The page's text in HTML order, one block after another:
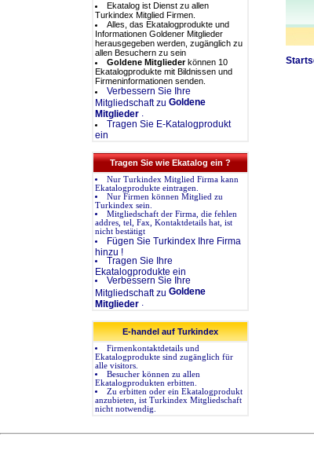
Ekatalog ist Dienst zu allen
Turkindex Mitglied Firmen.
Alles, das Ekatalogprodukte und
Informationen Goldener Mitglieder
herausgegeben werden, zugänglich zu
allen Besuchern zu sein
Goldene Mitgliederkönnen 10
Ekatalogprodukte mit Bildnissen und
Firmeninformationen senden.
Verbessern Sie Ihre
Mitgliedschaft zu Goldene
Mitglieder .
Tragen Sie E-Katalogprodukt
ein
Tragen Sie wie Ekatalog ein ?
Nur Turkindex Mitglied Firma kann
Ekatalogprodukte eintragen.
Nur Firmen können Mitglied zu
Turkindex sein.
Mitgliedschaft der Firma, die fehlen
addres, tel, Fax, Kontaktdetails hat, ist
nicht bestätigt
Fügen Sie Turkindex Ihre Firma
hinzu !
Tragen Sie Ihre
Ekatalogprodukte ein
Verbessern Sie Ihre
Mitgliedschaft zu Goldene
Mitglieder .
E-handel auf Turkindex
Firmenkontaktdetails und
Ekatalogprodukte sind zugänglich für
alle visitors.
Besucher können zu allen
Ekatalogprodukten erbitten.
Zu erbitten oder ein Ekatalogprodukt
anzubieten, ist Turkindex Mitgliedschaft
nicht notwendig.